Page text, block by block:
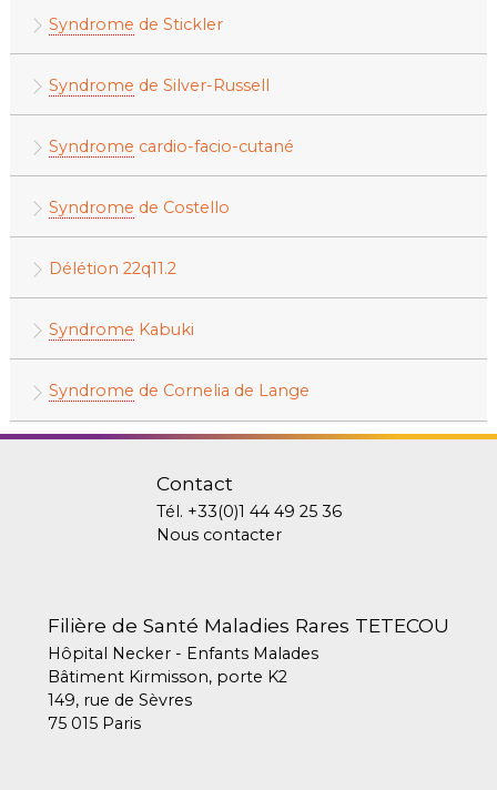
Syndrome de Stickler
Syndrome de Silver-Russell
Syndrome cardio-facio-cutané
Syndrome de Costello
Délétion 22q11.2
Syndrome Kabuki
Syndrome de Cornelia de Lange
Contact
Tél. +33(0)1 44 49 25 36
Nous contacter
Filière de Santé Maladies Rares TETECOU
Hôpital Necker - Enfants Malades
Bâtiment Kirmisson, porte K2
149, rue de Sèvres
75 015 Paris